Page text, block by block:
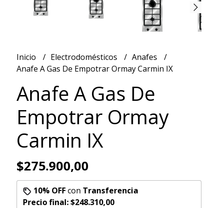
Inicio Electrodomésticos
Anafes
Anafe A Gas De Empotrar Ormay Carmin IX
Anafe A Gas De
Empotrar Ormay
Carmin IX
$275.900,00
10% OFFcon Transferencia
Precio final:$248.310,00